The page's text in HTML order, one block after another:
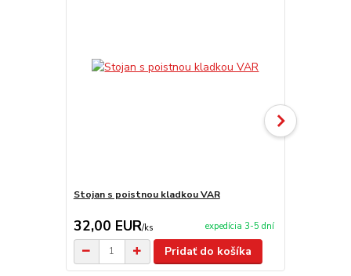
Stojan s poistnou kladkou VAR
32,00 EUR/ks expedícia 3-5 dní
Pridať do košíka